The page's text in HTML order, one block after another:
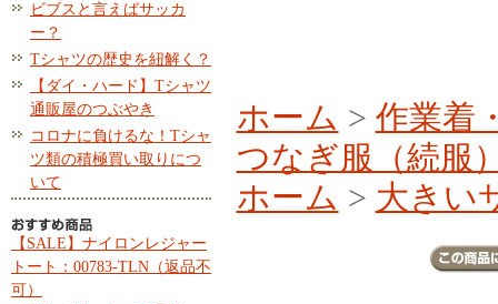
ビブスと言えばサッカ
ー？
Tシャツの歴史を紐解く？
【ダイ・ハード】Tシャツ
通販屋のつぶやき
コロナに負けるな！Tシャ
ツ類の積極買い取りにつ
いて
【SALE】ナイロンレジャー
トート：00783-TLN（返品不
可）
ホーム > 作業着
つなぎ服（続服
ホーム > 大きい